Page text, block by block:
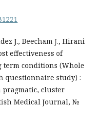
J., Beecham J., Hirani
effectiveness of
conditions (Whole
questionnaire study) :
pragmatic, cluster
Medical Journal, №